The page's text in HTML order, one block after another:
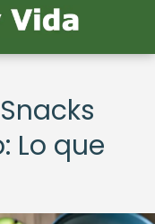
Lo que